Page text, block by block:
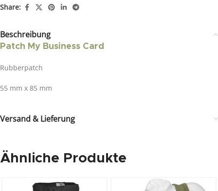
Share:
Beschreibung
Patch My Business Card
Rubberpatch
55 mm x 85 mm
Versand & Lieferung
Ähnliche Produkte